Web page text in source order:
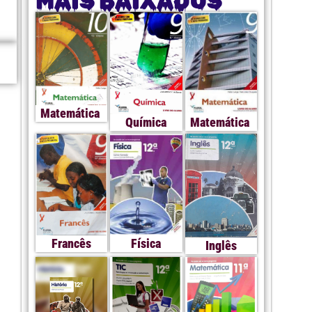
Matemática
Química Matemática
Francês Física Inglês